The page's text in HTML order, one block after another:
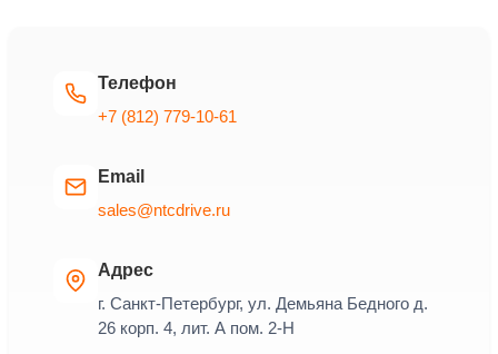
Телефон
+7 (812) 779-10-61
Email
sales@ntcdrive.ru
Адрес
г. Санкт-Петербург, ул. Демьяна Бедного д.
26 корп. 4, лит. А пом. 2-Н